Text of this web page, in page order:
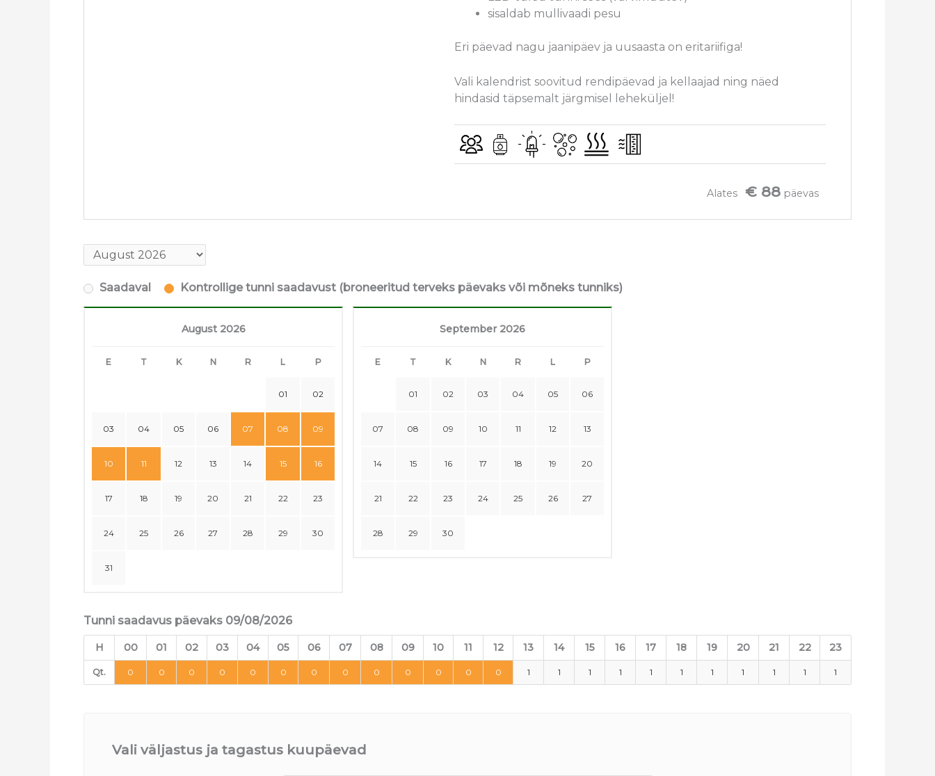
sisaldab mullivaadi pesu
Eri päevad nagu jaanipäev ja uusaasta on eritariifiga!
Vali kalendrist soovitud rendipäevad ja kellaajad ning näed
hindasid täpsemalt järgmisel leheküljel!
Alates € 88 päevas
Saadaval Kontrollige tunni saadavust (broneeritud terveks päevaks või mõneks tunniks)
August 2026
E T K N R L P
01 02
03 04 05 06 07 08 09
10 11 12 13 14 15 16
17 18 19 20 21 22 23
24 25 26 27 28 29 30
31
September 2026
E T K N R L P
01 02 03 04 05 06
07 08 09 10 11 12 13
14 15 16 17 18 19 20
21 22 23 24 25 26 27
28 29 30
Tunni saadavus päevaks 09/08/2026
H 00 01 02 03 04 05 06 07 08 09 10 11 12 13 14 15 16 17 18 19 20 21 22 23
Qt. 0 0 0 0 0 0 0 0 0 0 0 0 0 1 1 1 1 1 1 1 1 1 1 1
Vali väljastus ja tagastus kuupäevad